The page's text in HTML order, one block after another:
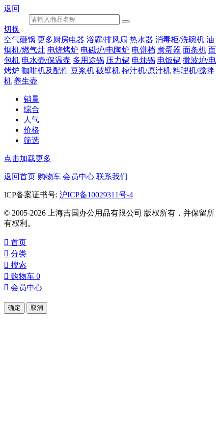
返回
切换
空气砸锅 更多厨房电器 浴霸/排风扇 热水器 消毒柜/洗碗机 油
烟机/燃气灶 电烧烤炉 电磁炉/电陶炉 电饼档 煮蛋器 面条机 面
包机 电水壶/保温壶 多用途锅 压力锅 电炖锅 电饭锅 微波炉/电
烤炉 咖啡机及配件 豆浆机 破壁机 榨汁机/原汁机 料理机/搅拌
机 养生壶
销量
综合
人气
价格
筛选
点击加载更多
返回首页 购物车 会员中心 联系我们
ICP备案证书号: 沪ICP备10029311号-4
© 2005-2026 上海吉国办公用品有限公司 版权所有，并保留所
有权利。
 首页
 分类
 搜索
 购物车 0
 会员中心
确定 取消